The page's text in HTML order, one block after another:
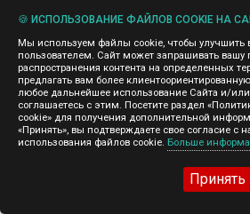
надежность МТЗ делает её
техникой на любой
даже сельском хозяйстве.
Погрузчики
Ташкент
🍪 ИСПОЛЬЗОВАНИЕ ФАЙЛОВ COOKIE НА
Мы используем файлы cookie, чтобы улучшить
пользователем. Сайт может запрашивать вашу
распространения контента на определенных
предлагать вам более
любое дальнейшее использование Сайта и/
соглашаетесь с этим. Посетите раздел
cookie» для получения дополнительной
«Принять», вы подтверждаете свое согласие с
использования файлов cookie. Больше
Принять